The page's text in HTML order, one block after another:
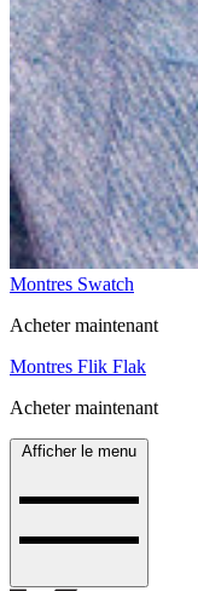
Montres Swatch
Acheter maintenant
Montres Flik Flak
Acheter maintenant
Afficher le menu